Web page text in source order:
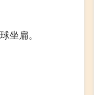
坐扁。